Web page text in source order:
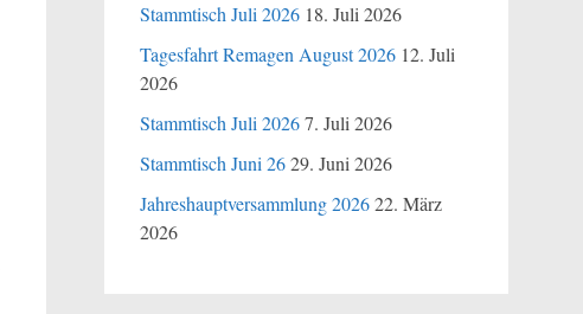
Stammtisch Juli 2026 18. Juli 2026
Tagesfahrt Remagen August 2026 12. Juli
2026
Stammtisch Juli 20267. Juli 2026
Stammtisch Juni 2629. Juni 2026
Jahreshauptversammlung 202622. März
2026